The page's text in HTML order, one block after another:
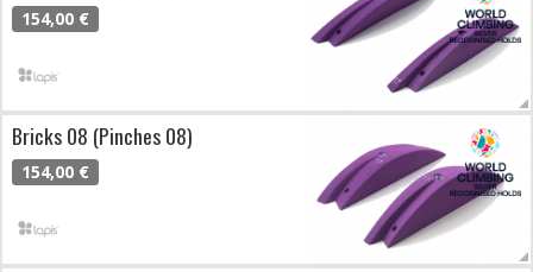
154,00 €
Bricks 08 (Pinches 08)
154,00 €